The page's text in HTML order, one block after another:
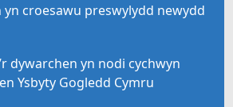
croesawu preswylydd newydd
dywarchen yn nodi cychwyn
Ysbyty Gogledd Cymru